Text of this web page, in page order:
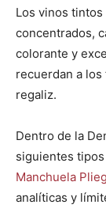
Los vinos
concentrados,
colorante y
recuerdan a
regaliz.
Dentro de la
siguientes
Manchuela
analíticas y